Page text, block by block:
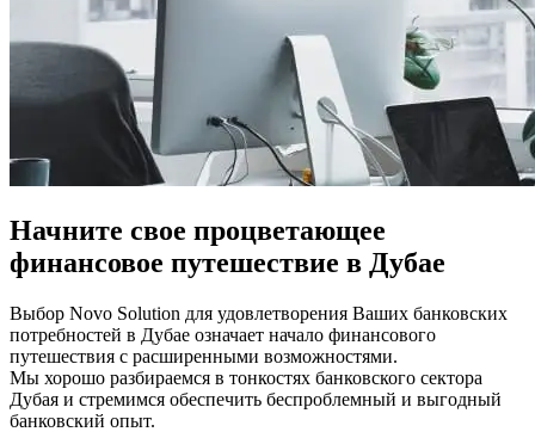
Начните свое процветающее
финансовое путешествие в Дубае
Выбор Novo Solution для удовлетворения Ваших банковских
потребностей в Дубае означает начало финансового
путешествия с расширенными возможностями.
Мы хорошо разбираемся в тонкостях банковского сектора
Дубая и стремимся обеспечить беспроблемный и выгодный
банковский опыт.